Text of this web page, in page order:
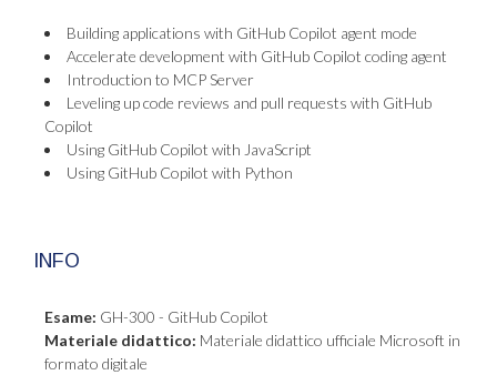
Building applications with GitHub Copilot agent mode
Accelerate development with GitHub Copilot coding agent
Introduction to MCP Server
Leveling up code reviews and pull requests with GitHub
Copilot
Using GitHub Copilot with JavaScript
Using GitHub Copilot with Python
INFO
Esame: GH-300 - GitHub Copilot
Materiale didattico: Materiale didattico ufficiale Microsoft in
formato digitale